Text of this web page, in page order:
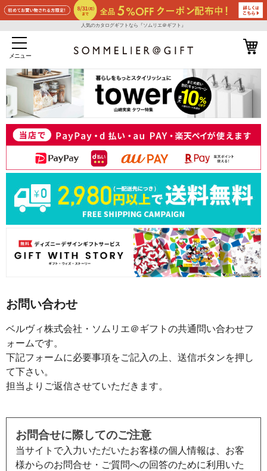
人気のカタログギフトなら『ソムリエ＠ギフト』
メニュー
お問い合わせ
ベルヴィ株式会社・ソムリエ＠ギフトの共通問い合わせフ
ォームです。
下記フォームに必要事項をご記入の上、送信ボタンを押し
て下さい。
担当よりご返信させていただきます。
お問合せに際してのご注意
当サイトで入力いただいたお客様の個人情報は、お客
様からのお問合せ・ご質問への回答のために利用いた